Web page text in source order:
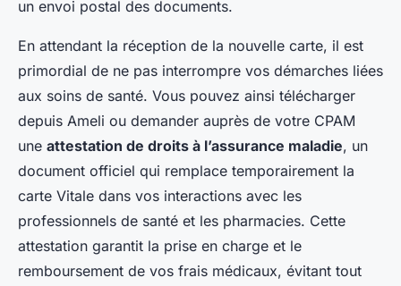
un envoi postal des documents.
En attendant la réception de la nouvelle carte, il est
primordial de ne pas interrompre vos démarches liées
aux soins de santé. Vous pouvez ainsi télécharger
depuis Ameli ou demander auprès de votre CPAM
une attestation de droits à l’assurance maladie, un
document officiel qui remplace temporairement la
carte Vitale dans vos interactions avec les
professionnels de santé et les pharmacies. Cette
attestation garantit la prise en charge et le
remboursement de vos frais médicaux, évitant tout